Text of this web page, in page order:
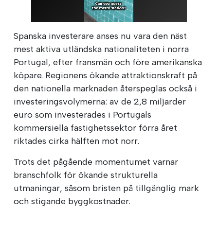
Spanska investerare anses nu vara den näst
mest aktiva utländska nationaliteten i norra
Portugal, efter fransmän och före amerikanska
köpare. Regionens ökande attraktionskraft på
den nationella marknaden återspeglas också i
investeringsvolymerna: av de 2,8 miljarder
euro som investerades i Portugals
kommersiella fastighetssektor förra året
riktades cirka hälften mot norr.
Trots det pågående momentumet varnar
branschfolk för ökande strukturella
utmaningar, såsom bristen på tillgänglig mark
och stigande byggkostnader.